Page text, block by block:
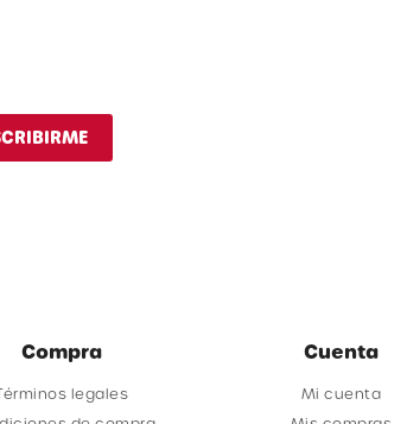
Compra
legales
Cuenta
Mi cuenta